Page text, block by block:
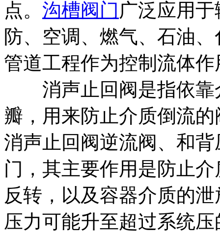
点。 沟槽阀门广泛应用
防、空调、燃气、石油
管道工程作为控制流体作
消声止回阀是指依靠
瓣，用来防止介质倒流
消声止回阀逆流阀、和
门，其主要作用是防止
反转，以及容器介质的
压力可能升至超过系统